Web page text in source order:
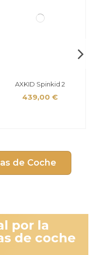
AXKID Spinkid 2
439,00 €
de Coche
por la
de coche